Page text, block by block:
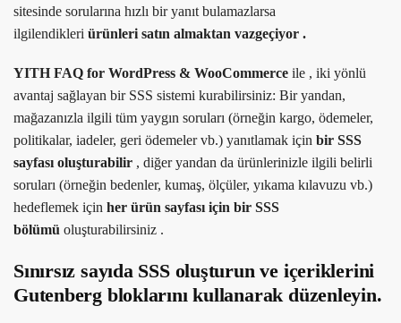
sitesinde sorularına hızlı bir yanıt bulamazlarsa
ilgilendikleri ürünleri satın almaktan vazgeçiyor .
YITH FAQ for WordPress & WooCommerce ile , iki yönlü
avantaj sağlayan bir SSS sistemi kurabilirsiniz: Bir yandan,
mağazanızla ilgili tüm yaygın soruları (örneğin kargo, ödemeler,
politikalar, iadeler, geri ödemeler vb.) yanıtlamak için bir SSS
sayfası oluşturabilir , diğer yandan da ürünlerinizle ilgili belirli
soruları (örneğin bedenler, kumaş, ölçüler, yıkama kılavuzu vb.)
hedeflemek için her ürün sayfası için bir SSS
bölümü oluşturabilirsiniz .
Sınırsız sayıda SSS oluşturun ve içeriklerini
Gutenberg bloklarını kullanarak düzenleyin.